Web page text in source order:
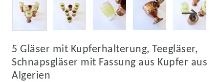
5 Gläser mit Kupferhalterung, Teegläser,
Schnapsgläser mit Fassung aus Kupfer aus
Algerien